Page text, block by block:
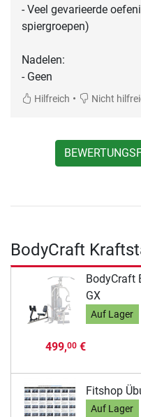
- Veel gevarieerde
spiergroepen)
Nadelen:
- Geen
Hilfreich • Nicht
BodyCraft
BodyCraft
GX
Auf Lager
499,00€
Fitshop
Auf Lager